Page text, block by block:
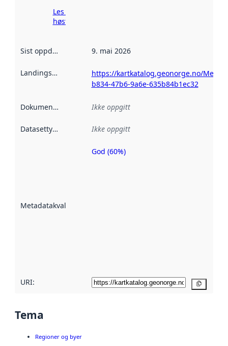
Les mer om
høsting her
Sist oppdatert 9. mai 2026
Landingsside
https://kartkatalog.geonorge.no/
b834-47b6-9a6e-635b84b1ec32
Dokumentasjon Ikke oppgitt
Datasettype Ikke oppgitt
Metadatakvalitet
Metadatakvalitet
God (60%)
URI:
Tema
Regioner og byer